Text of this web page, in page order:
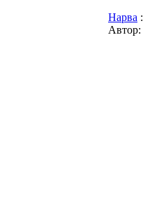
Нарва :
Автор: